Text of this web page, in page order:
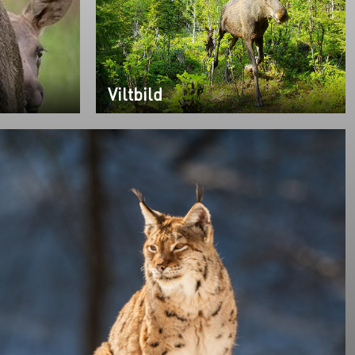
Viltbild